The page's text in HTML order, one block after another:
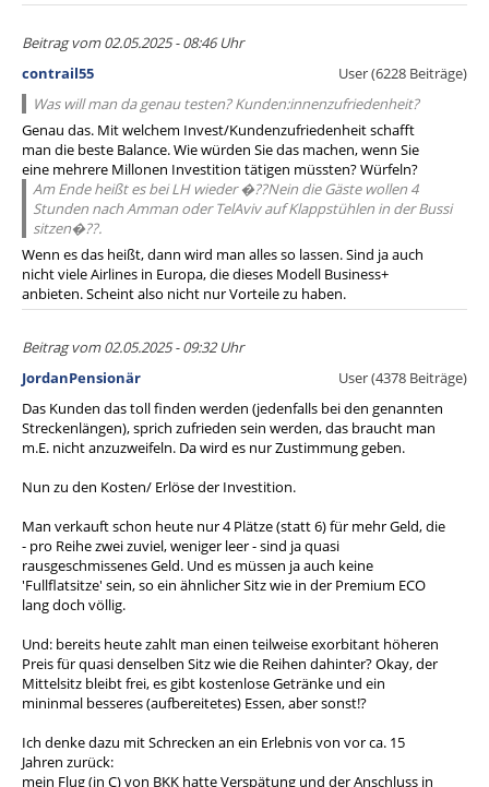
Beitrag vom 02.05.2025 - 08:46 Uhr
contrail55
User (6228 Beiträge)
Was will man da genau testen? Kunden:innenzufriedenheit?
Genau das. Mit welchem Invest/Kundenzufriedenheit schafft
man die beste Balance. Wie würden Sie das machen, wenn Sie
eine mehrere Millonen Investition tätigen müssten? Würfeln?
Am Ende heißt es bei LH wieder �??Nein die Gäste wollen 4
Stunden nach Amman oder TelAviv auf Klappstühlen in der Bussi
sitzen�??.
Wenn es das heißt, dann wird man alles so lassen. Sind ja auch
nicht viele Airlines in Europa, die dieses Modell Business+
anbieten. Scheint also nicht nur Vorteile zu haben.
Beitrag vom 02.05.2025 - 09:32 Uhr
JordanPensionär
User (4378 Beiträge)
Das Kunden das toll finden werden (jedenfalls bei den genannten
Streckenlängen), sprich zufrieden sein werden, das braucht man
m.E. nicht anzuzweifeln. Da wird es nur Zustimmung geben.
Nun zu den Kosten/ Erlöse der Investition.
Man verkauft schon heute nur 4 Plätze (statt 6) für mehr Geld, die
- pro Reihe zwei zuviel, weniger leer - sind ja quasi
rausgeschmissenes Geld. Und es müssen ja auch keine
'Fullflatsitze' sein, so ein ähnlicher Sitz wie in der Premium ECO
lang doch völlig.
Und: bereits heute zahlt man einen teilweise exorbitant höheren
Preis für quasi denselben Sitz wie die Reihen dahinter? Okay, der
Mittelsitz bleibt frei, es gibt kostenlose Getränke und ein
mininmal besseres (aufbereitetes) Essen, aber sonst!?
Ich denke dazu mit Schrecken an ein Erlebnis von vor ca. 15
Jahren zurück:
mein Flug (in C) von BKK hatte Verspätung und der Anschluss in